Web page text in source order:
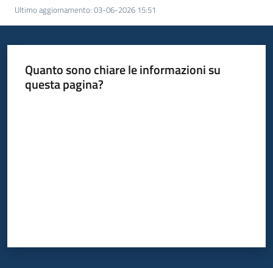
Ultimo aggiornamento: 03-06-2026 15:51
Quanto sono chiare le informazioni su
questa pagina?